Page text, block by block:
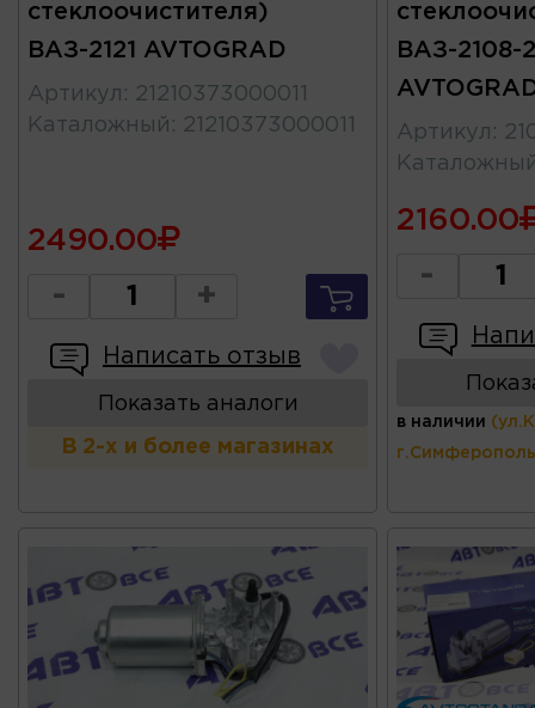
стеклоочистителя)
ВАЗ-2121 AVTOGRAD
Артикул : 21210373000011
Каталожный : 21210373000011
2490.00
- +
Написать отзыв
Показать аналоги
В 2-х и более магазинах
ВАЗ-2108-
Артикул :
2160.00
-
в наличии